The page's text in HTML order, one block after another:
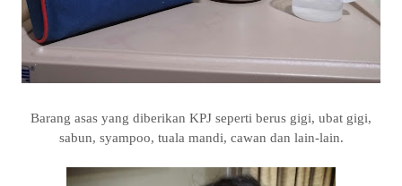
Barang asas yang diberikan KPJ seperti berus gigi, ubat gigi,
sabun, syampoo, tuala mandi, cawan dan lain-lain.